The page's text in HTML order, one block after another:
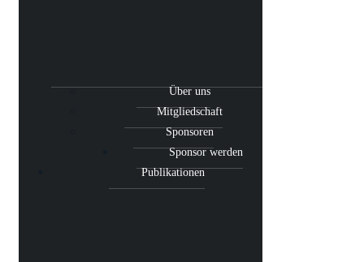
Über uns
Mitgliedschaft
Sponsoren
Sponsor werden
Publikationen